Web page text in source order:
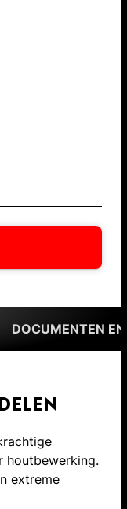
DOCUMENTEN
houtbewerking.
extreme